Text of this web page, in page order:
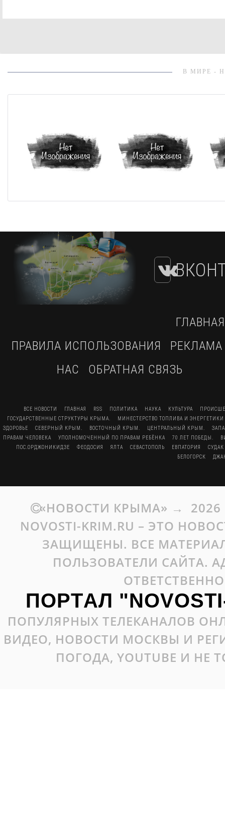
В МИРЕ -
ГЛАВНАЯ
ПРАВИЛА ИСПОЛЬЗОВАНИЯ
РЕКЛАМА
НАС
ОБРАТНАЯ СВЯЗЬ
ВСЕ НОВОСТИ ГЛАВНАЯ RSS ПОЛИТИКА НАУКА КУЛЬТУРА
ГОСУДАРСТВЕННЫЕ СТРУКТУРЫ КРЫМА.
МИНЕСТЕРСТВО ТОПЛИВА И
ЗДОРОВЬЕ
СЕВЕРНЫЙ КРЫМ. ВОСТОЧНЫЙ КРЫМ. ЦЕНТРАЛЬНЫЙ КРЫМ.
ПРАВАМ ЧЕЛОВЕКА
УПОЛНОМОЧЕННЫЙ ПО ПРАВАМ РЕБЁНКА 70 ЛЕТ ПОБЕДЫ.
ПОС.ОРДЖОНИКИДЗЕ
ФЕОДОСИЯ ЯЛТА СЕВАСТОПОЛЬ ЕВПАТОРИЯ
СУДАК
БЕЛОГОРСК
«НОВОСТИ КРЫМА» → 2026
NOVOSTI-KRIM.RU – ЭТО
ЗАЩИЩЕНЫ. ВСЕ
ПОЛЬЗОВАТЕЛИ САЙТА.
ПОРТАЛ
ПОПУЛЯРНЫХ ТЕЛЕКАНАЛОВ
ВИДЕО, НОВОСТИ МОСКВЫ И
ПОГОДА, YOUTUBE И